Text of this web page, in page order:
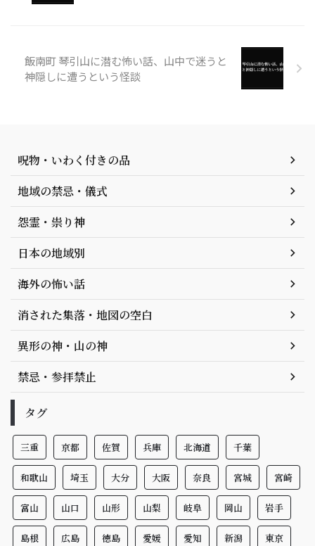
飯南町 琴引山に潜む怖い話、山中で迷うと
神隠しに遭うという怪談
呪物・いわく付きの品
地域の禁忌・儀式
怨霊・祟り神
日本の地域別
海外の怖い話
消された集落・地図の空白
異形の神・山の神
禁忌・参拝禁止
タグ
三重 京都 佐賀 兵庫 北海道 千葉
和歌山 埼玉 大分 大阪 奈良 宮城 宮崎
富山 山口 山形 山梨 岐阜 岡山 岩手
島根 広島 徳島 愛媛 愛知 新潟 東京